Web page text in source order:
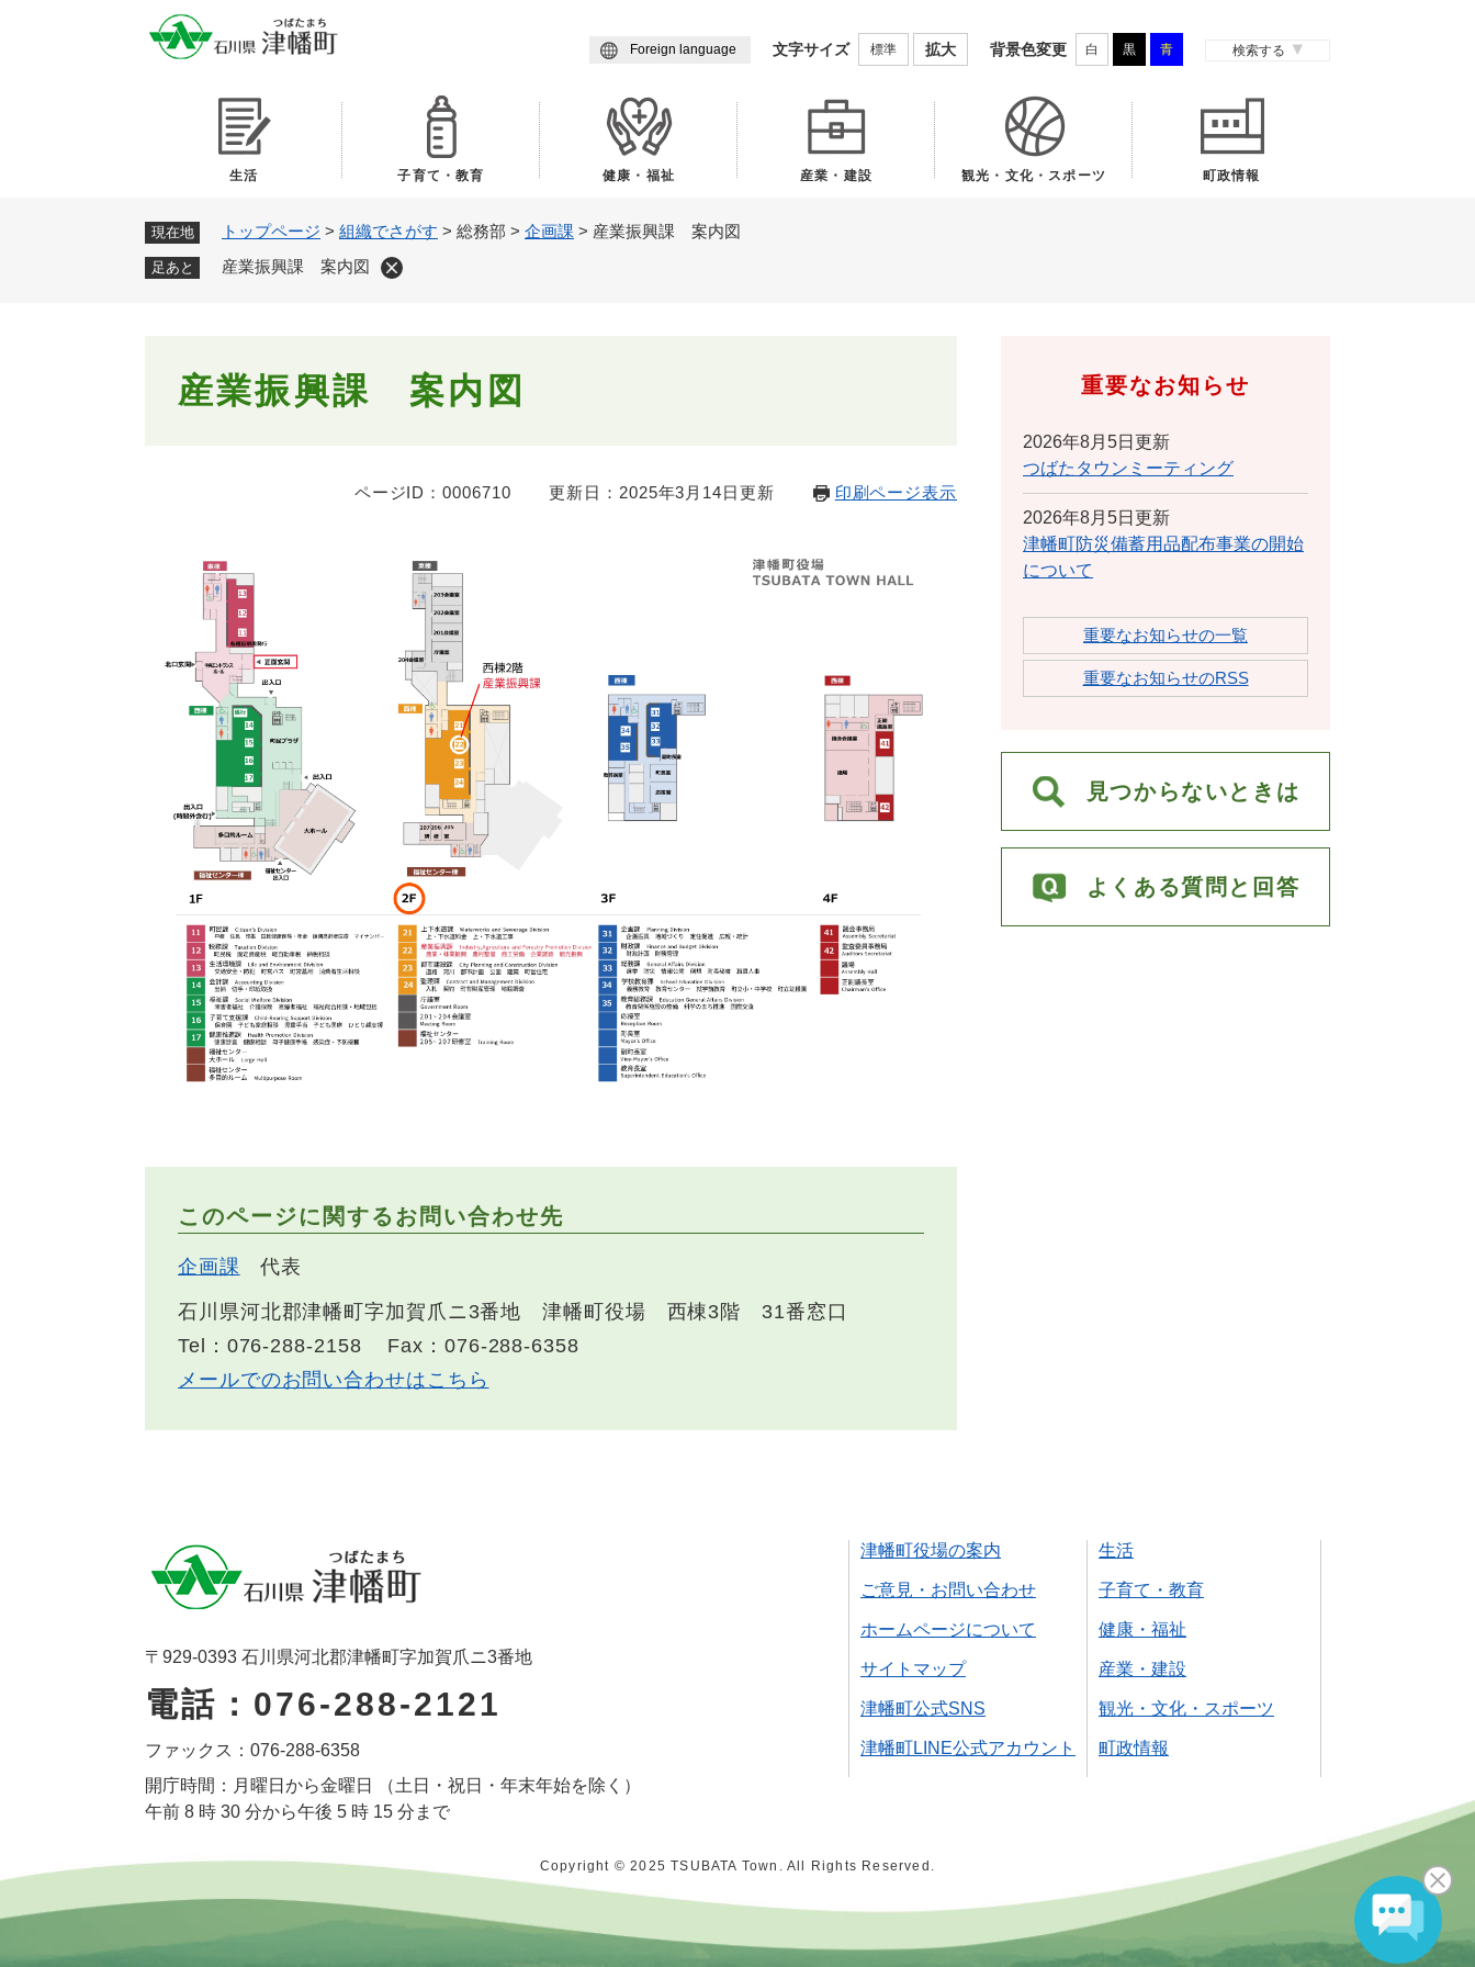
Foreign language 文字サイズ 標準 拡大 背景色変更 白 黒 青 検索する
生活 子育て・教育 健康・福祉 産業・建設 観光・文化・スポーツ 町政情報
現在地 トップページ > 組織でさがす > 総務部 > 企画課 > 産業振興課 案内図
足あと 産業振興課 案内図
産業振興課 案内図
ページID：0006710 更新日：2025年3月14日更新 印刷ページ表示
このページに関するお問い合わせ先
企画課 代表
石川県河北郡津幡町字加賀爪ニ3番地 津幡町役場 西棟3階 31番窓口
Tel：076-288-2158
Fax：076-288-6358
メールでのお問い合わせはこちら
重要なお知らせ
2026年8月5日更新
つばたタウンミーティング
2026年8月5日更新
津幡町防災備蓄用品配布事業の開始
について
重要なお知らせの一覧
重要なお知らせのRSS
見つからないときは
よくある質問と回答
〒929-0393 石川県河北郡津幡町字加賀爪ニ3番地
電話：076-288-2121
ファックス：076-288-6358
開庁時間：月曜日から金曜日 （土日・祝日・年末年始を除く）
午前 8 時 30 分から午後 5 時 15 分まで
津幡町役場の案内
ご意見・お問い合わせ
ホームページについて
サイトマップ
津幡町公式SNS
津幡町LINE公式アカウント
生活
子育て・教育
健康・福祉
産業・建設
観光・文化・スポーツ
町政情報
Copyright © 2025 TSUBATA Town. All Rights Reserved.